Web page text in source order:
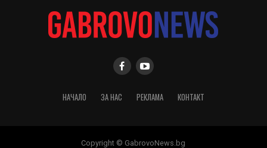
видят в детайли как се навива часовникът, как се
отмерва времето на града. Часовниковата кула е
НАЧАЛО ЗА НАС РЕКЛАМА КОНТАКТ
Copyright © GabrovoNews.bg